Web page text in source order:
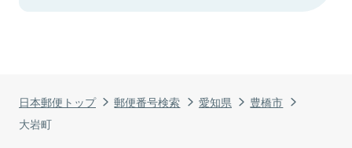
日本郵便トップ 郵便番号検索 愛知県
豊橋市
大岩町